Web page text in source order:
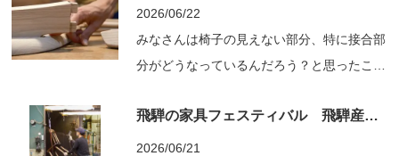
ワード「森」。 飛騨で家具づくりをする意
味をずっと考えてこられて、 地域の森や山
にきちんとお金が循環するようにと、国産材
2026/06/22
みなさんは椅子の見えない部分、特に接合部
分がどうなっているんだろう？と思ったこと
と座面下の幕板が合わさっているあそこ。
椅子選びに関して多くの場合、座り心地・デ
飛騨の家具フェスティバル 飛騨産業さんの工場見学
2026/06/21